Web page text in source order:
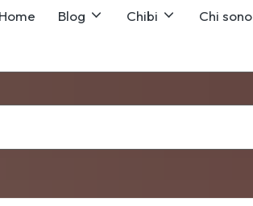
Home Blog Chibi Chi sono